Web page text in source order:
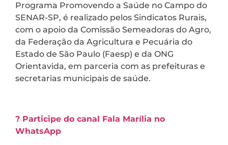
Programa Promovendo a Saúde no Campo do
SENAR-SP, é realizado pelos Sindicatos Rurais,
com o apoio da Comissão Semeadoras do Agro,
da Federação da Agricultura e Pecuária do
Estado de São Paulo (Faesp) e da ONG
Orientavida, em parceria com as prefeituras e
secretarias municipais de saúde.
? Participe do canal Fala Marília no
WhatsApp